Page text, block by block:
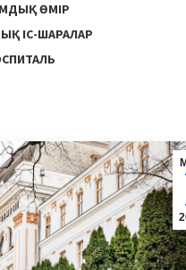
ӨМІР
ІС-ШАРАЛАР